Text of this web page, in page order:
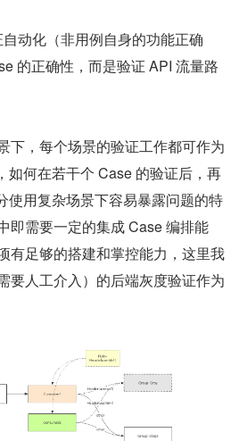
动化（非用例自身的功能正确
的正确性，而是验证 API 流量路
下，每个场景的验证工作都可作为
如何在若干个 Case 的验证后，再
使用复杂场景下容易暴露问题的特
即需要一定的集成 Case 编排能
有足够的搭建和掌控能力，这里我
要人工介入）的后端灰度验证作为